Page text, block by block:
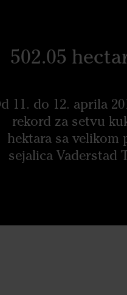
502.05
11. do 12. aprila
rekord za setvu
hektara sa velikom
sejalica Vaderstad